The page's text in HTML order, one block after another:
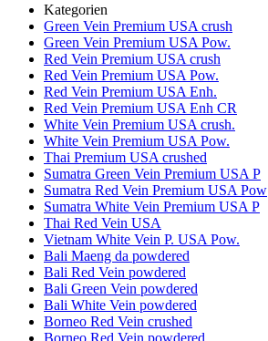
Kategorien
Green Vein Premium USA crush
Green Vein Premium USA Pow.
Red Vein Premium USA crush
Red Vein Premium USA Pow.
Red Vein Premium USA Enh.
Red Vein Premium USA Enh CR
White Vein Premium USA crush.
White Vein Premium USA Pow.
Thai Premium USA crushed
Sumatra Green Vein Premium USA P
Sumatra Red Vein Premium USA Pow
Sumatra White Vein Premium USA P
Thai Red Vein USA
Vietnam White Vein P. USA Pow.
Bali Maeng da powdered
Bali Red Vein powdered
Bali Green Vein powdered
Bali White Vein powdered
Borneo Red Vein crushed
Borneo Red Vein powdered